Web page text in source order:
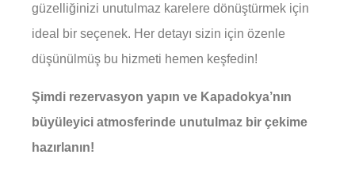
güzelliğinizi unutulmaz karelere dönüştürmek için
ideal bir seçenek. Her detayı sizin için özenle
düşünülmüş bu hizmeti hemen keşfedin!
Şimdi rezervasyon yapın ve Kapadokya’nın
büyüleyici atmosferinde unutulmaz bir çekime
hazırlanın!